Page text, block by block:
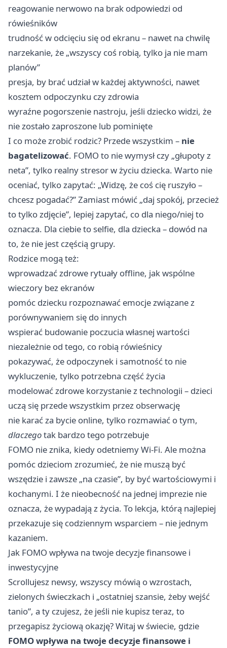
reagowanie nerwowo na brak odpowiedzi od
rówieśników
trudność w odcięciu się od ekranu – nawet na chwilę
narzekanie, że „wszyscy coś robią, tylko ja nie mam
planów”
presja, by brać udział w każdej aktywności, nawet
kosztem odpoczynku czy zdrowia
wyraźne pogorszenie nastroju, jeśli dziecko widzi, że
nie zostało zaproszone lub pominięte
I co może zrobić rodzic? Przede wszystkim – nie
bagatelizować. FOMO to nie wymysł czy „głupoty z
neta”, tylko realny stresor w życiu dziecka. Warto nie
oceniać, tylko zapytać: „Widzę, że coś cię ruszyło –
chcesz pogadać?” Zamiast mówić „daj spokój, przecież
to tylko zdjęcie”, lepiej zapytać, co dla niego/niej to
oznacza. Dla ciebie to selfie, dla dziecka – dowód na
to, że nie jest częścią grupy.
Rodzice mogą też:
wprowadzać zdrowe rytuały offline, jak wspólne
wieczory bez ekranów
pomóc dziecku rozpoznawać emocje związane z
porównywaniem się do innych
wspierać budowanie poczucia własnej wartości
niezależnie od tego, co robią rówieśnicy
pokazywać, że odpoczynek i samotność to nie
wykluczenie, tylko potrzebna część życia
modelować zdrowe korzystanie z technologii – dzieci
uczą się przede wszystkim przez obserwację
nie karać za bycie online, tylko rozmawiać o tym,
dlaczegotak bardzo tego potrzebuje
FOMO nie znika, kiedy odetniemy Wi-Fi. Ale można
pomóc dzieciom zrozumieć, że nie muszą być
wszędzie i zawsze „na czasie”, by być wartościowymi i
kochanymi. I że nieobecność na jednej imprezie nie
oznacza, że wypadają z życia. To lekcja, którą najlepiej
przekazuje się codziennym wsparciem – nie jednym
kazaniem.
Jak FOMO wpływa na twoje decyzje finansowe i
inwestycyjne
Scrollujesz newsy, wszyscy mówią o wzrostach,
zielonych świeczkach i „ostatniej szansie, żeby wejść
tanio”, a ty czujesz, że jeśli nie kupisz teraz, to
przegapisz życiową okazję? Witaj w świecie, gdzie
FOMO wpływa na twoje decyzje finansowe i